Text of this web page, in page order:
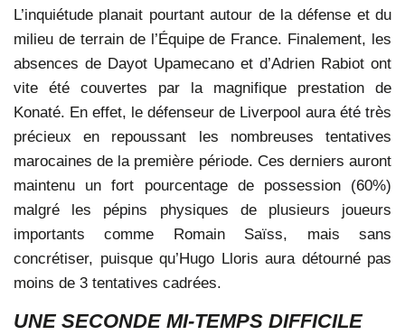
L’inquiétude planait pourtant autour de la défense et du
milieu de terrain de l’Équipe de France. Finalement, les
absences de Dayot Upamecano et d’Adrien Rabiot ont
vite été couvertes par la magnifique prestation de
Konaté. En effet, le défenseur de Liverpool aura été très
précieux en repoussant les nombreuses tentatives
marocaines de la première période. Ces derniers auront
maintenu un fort pourcentage de possession (60%)
malgré les pépins physiques de plusieurs joueurs
importants comme Romain Saïss, mais sans
concrétiser, puisque qu’Hugo Lloris aura détourné pas
moins de 3 tentatives cadrées.
UNE SECONDE MI-TEMPS DIFFICILE